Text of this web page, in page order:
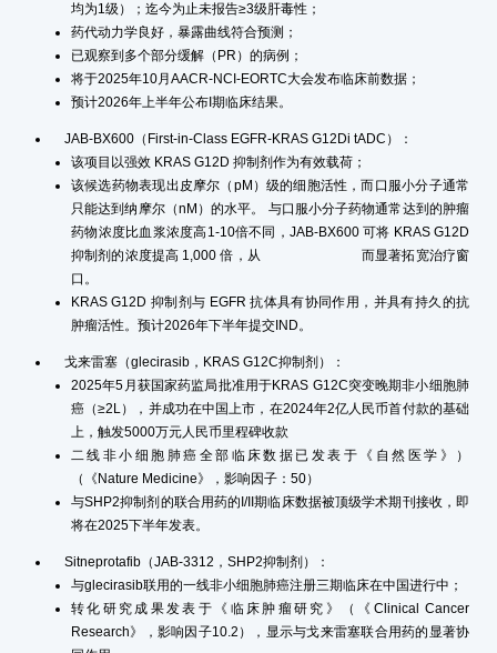
均为1级）；迄今为止未报告≥3级肝毒性；
药代动力学良好，暴露曲线符合预测；
已观察到多个部分缓解（PR）的病例；
将于2025年10月AACR-NCI-EORTC大会发布临床前数据；
预计2026年上半年公布I期临床结果。
JAB-BX600（First-in-Class EGFR-KRAS G12Di tADC）：
该项目以强效 KRAS G12D 抑制剂作为有效载荷；
该候选药物表现出皮摩尔（pM）级的细胞活性，而口服小分子通常
只能达到纳摩尔（nM）的水平。 与口服小分子药物通常达到的肿瘤
药物浓度比血浆浓度高1-10倍不同，JAB-BX600 可将 KRAS G12D
抑制剂的浓度提高 1,000 倍，从 而显著拓宽治疗窗
口。
KRAS G12D 抑制剂与 EGFR 抗体具有协同作用，并具有持久的抗
肿瘤活性。预计2026年下半年提交IND。
戈来雷塞（glecirasib，KRAS G12C抑制剂）：
2025年5月获国家药监局批准用于KRAS G12C突变晚期非小细胞肺
癌（≥2L），并成功在中国上市，在2024年2亿人民币首付款的基础
上，触发5000万元人民币里程碑收款
二线非小细胞肺癌全部临床数据已发表于《自然医学》）
（《Nature Medicine》，影响因子：50）
与SHP2抑制剂的联合用药的I/II期临床数据被顶级学术期刊接收，即
将在2025下半年发表。
Sitneprotafib（JAB-3312，SHP2抑制剂）：
与glecirasib联用的一线非小细胞肺癌注册三期临床在中国进行中；
转化研究成果发表于《临床肿瘤研究》（《Clinical Cancer
Research》，影响因子10.2），显示与戈来雷塞联合用药的显著协